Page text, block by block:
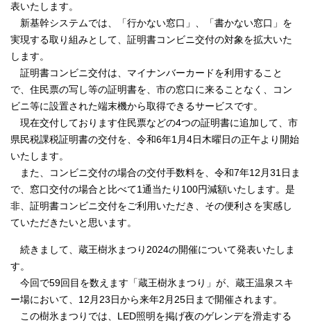
表いたします。
新基幹システムでは、「行かない窓口」、「書かない窓口」を
実現する取り組みとして、証明書コンビニ交付の対象を拡大いた
します。
証明書コンビニ交付は、マイナンバーカードを利用すること
で、住民票の写し等の証明書を、市の窓口に来ることなく、コン
ビニ等に設置された端末機から取得できるサービスです。
現在交付しております住民票などの4つの証明書に追加して、市
県民税課税証明書の交付を、令和6年1月4日木曜日の正午より開始
いたします。
また、コンビニ交付の場合の交付手数料を、令和7年12月31日ま
で、窓口交付の場合と比べて1通当たり100円減額いたします。是
非、証明書コンビニ交付をご利用いただき、その便利さを実感し
ていただきたいと思います。
続きまして、蔵王樹氷まつり2024の開催について発表いたしま
す。
今回で59回目を数えます「蔵王樹氷まつり」が、蔵王温泉スキ
ー場において、12月23日から来年2月25日まで開催されます。
この樹氷まつりでは、LED照明を掲げ夜のゲレンデを滑走する